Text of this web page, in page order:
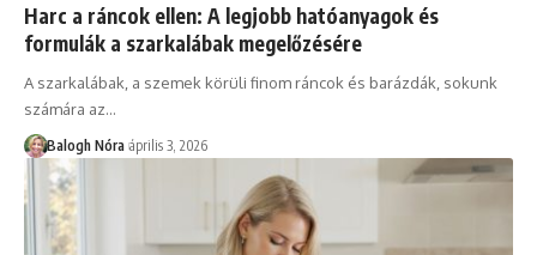
Harc a ráncok ellen: A legjobb hatóanyagok és
formulák a szarkalábak megelőzésére
A szarkalábak, a szemek körüli finom ráncok és barázdák, sokunk
számára az…
Balogh Nóra április 3, 2026